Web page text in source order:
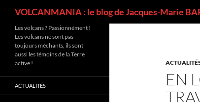
VOLCANMANIA : le blog de Jacques-Marie
EN
Les volcans ? Passionnément !
Les volcans ne sont pas
toujours méchants, ils sont
aussi les témoins de la Terre
active !
ACTUALITÉS